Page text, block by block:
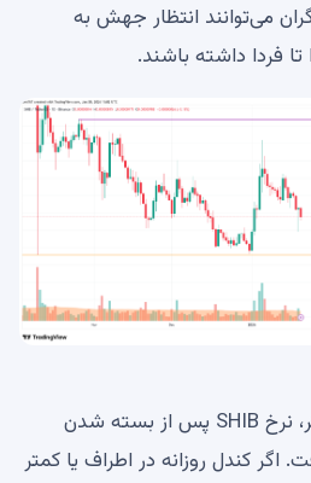
می‌توانند انتظار جهش به
در یک دوره زمانی طولانی تر، نرخ SHIB پس از بسته شدن
اگر کندل روزانه در اطراف یا کمتر